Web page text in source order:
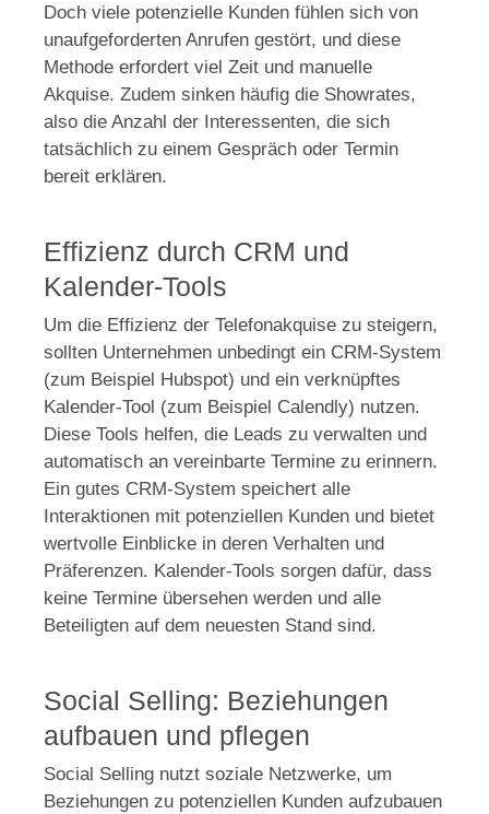
Doch viele potenzielle Kunden fühlen sich von
unaufgeforderten Anrufen gestört, und diese
Methode erfordert viel Zeit und manuelle
Akquise. Zudem sinken häufig die Showrates,
also die Anzahl der Interessenten, die sich
tatsächlich zu einem Gespräch oder Termin
bereit erklären.
Effizienz durch CRM und
Kalender-Tools
Um die Effizienz der Telefonakquise zu steigern,
sollten Unternehmen unbedingt ein CRM-System
(zum Beispiel Hubspot) und ein verknüpftes
Kalender-Tool (zum Beispiel Calendly) nutzen.
Diese Tools helfen, die Leads zu verwalten und
automatisch an vereinbarte Termine zu erinnern.
Ein gutes CRM-System speichert alle
Interaktionen mit potenziellen Kunden und bietet
wertvolle Einblicke in deren Verhalten und
Präferenzen. Kalender-Tools sorgen dafür, dass
keine Termine übersehen werden und alle
Beteiligten auf dem neuesten Stand sind.
Social Selling: Beziehungen
aufbauen und pflegen
Social Selling nutzt soziale Netzwerke, um
Beziehungen zu potenziellen Kunden aufzubauen